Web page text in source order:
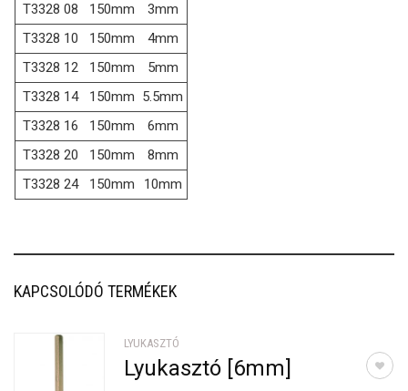
T3328 08
150mm
3mm
T3328 10
150mm
4mm
T3328 12
150mm
5mm
T3328 14
150mm 5.5mm
T3328 16
150mm
6mm
T3328 20
150mm
8mm
T3328 24
150mm 10mm
KAPCSOLÓDÓ TERMÉKEK
LYUKASZTÓ
Lyukasztó [6mm]